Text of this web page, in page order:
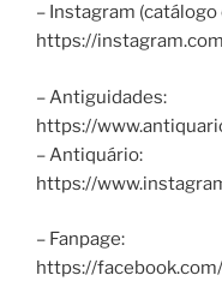
– Instagram
https://
– Antiguidades:
https://
– Antiquário:
https://
– Fanpage:
https://